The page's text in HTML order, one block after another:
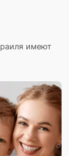
имеют